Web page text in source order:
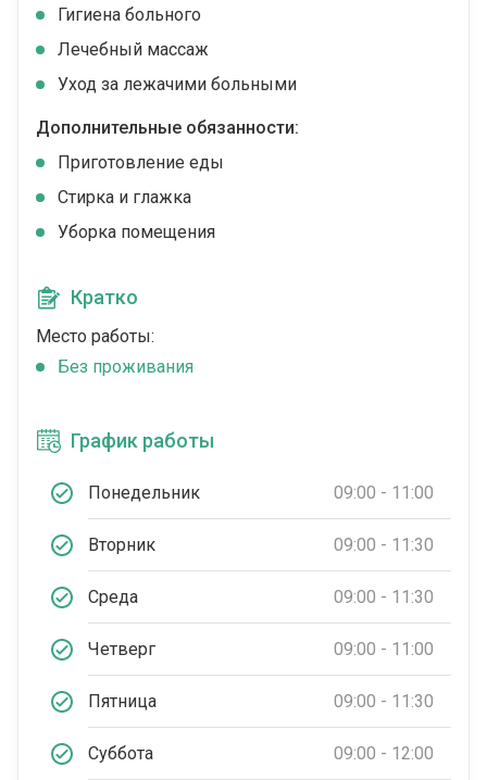
Гигиена больного
Лечебный массаж
Уход за лежачими больными
Дополнительные обязанности:
Приготовление еды
Стирка и глажка
Уборка помещения
Кратко
Место работы:
Без проживания
График работы
Понедельник 09:00 - 11:00
Вторник 09:00 - 11:30
Среда 09:00 - 11:30
Четверг 09:00 - 11:00
Пятница 09:00 - 11:30
Суббота 09:00 - 12:00